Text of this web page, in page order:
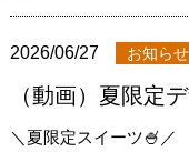
2026/06/27 お知らせ
（動画）夏限定
＼夏限定スイーツ🍧／